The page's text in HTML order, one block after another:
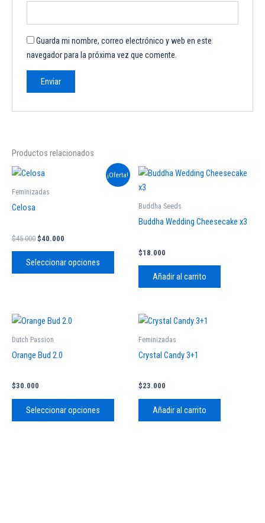
Guarda mi nombre, correo electrónico y web en este
navegador para la próxima vez que comente.
Productos relacionados
¡Oferta!
Feminizadas
Celosa
$45.000
El
original
$40.000
Seleccionar opciones
Este
producto
opciones
se
Buddha Seeds
Buddha Wedding Cheesecake x3
$18.000
Añadir al carrito
Dutch Passion
Orange Bud 2.0
$30.000
Seleccionar opciones
producto
se
Feminizadas
Crystal Candy 3+1
$23.000
Añadir al carrito